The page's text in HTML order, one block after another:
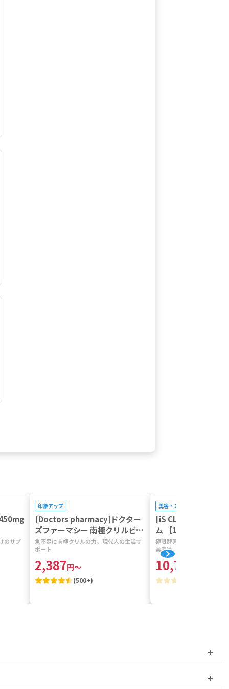
のサプ
印象アップ
[Doctors pharmacy]ドクター
ズファーマシー 南極クリルビタ
ミン 【1袋120粒】
魚不足に南極クリルの力。現代人の生活サ
ポート
2,387円～
(500+)
美容・スキンケア
[iS CLINICAL]ユー
ム 【1本200ml】
極限酵素配合。潤い満ちた
美容液
10,787